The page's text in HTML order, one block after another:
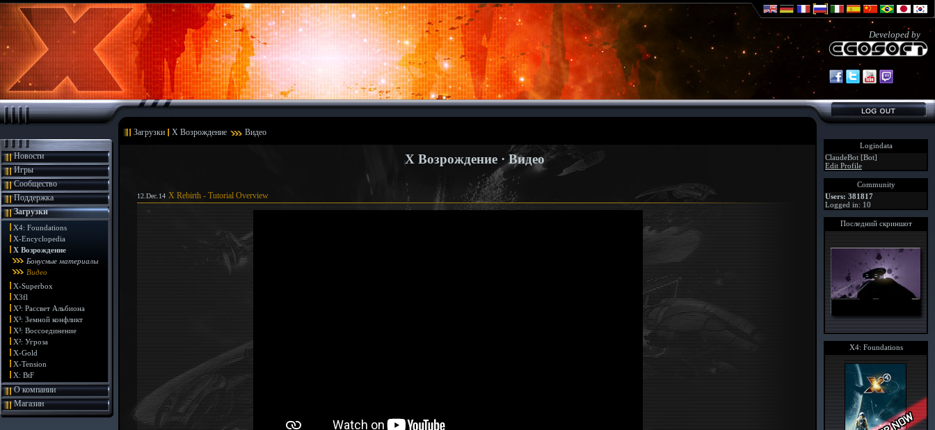
Developed by
Загрузки X Возрождение Видео
Новости
Игры
Сообщество
Поддержка
Загрузки
X4: Foundations
X-Encyclopedia
X Возрождение
Бонусные материалы
Видео
X-Superbox
X3fl
X³: Рассвет Альбиона
X³: Земной конфликт
X³: Воссоединение
X²: Угроза
X-Gold
X-Tension
X: BtF
О компании
Магазин
X Возрождение · Видео
12.Dec.14 X Rebirth - Tutorial Overview
Logindata
ClaudeBot [Bot]
Edit Profile
Community
Users: 381817
Logged in: 10
Последний скриншот
X4: Foundations